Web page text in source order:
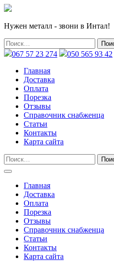
Нужен металл - звони в Интал!
067 57 23 274 050 565 93 42
Главная
Доставка
Оплата
Порезка
Отзывы
Справочник снабженца
Статьи
Контакты
Карта сайта
Главная
Доставка
Оплата
Порезка
Отзывы
Справочник снабженца
Статьи
Контакты
Карта сайта